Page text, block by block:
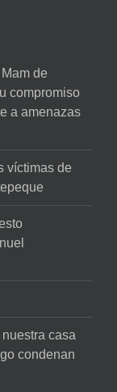
de
compromiso
a amenazas
víctimas de
casa
condenan